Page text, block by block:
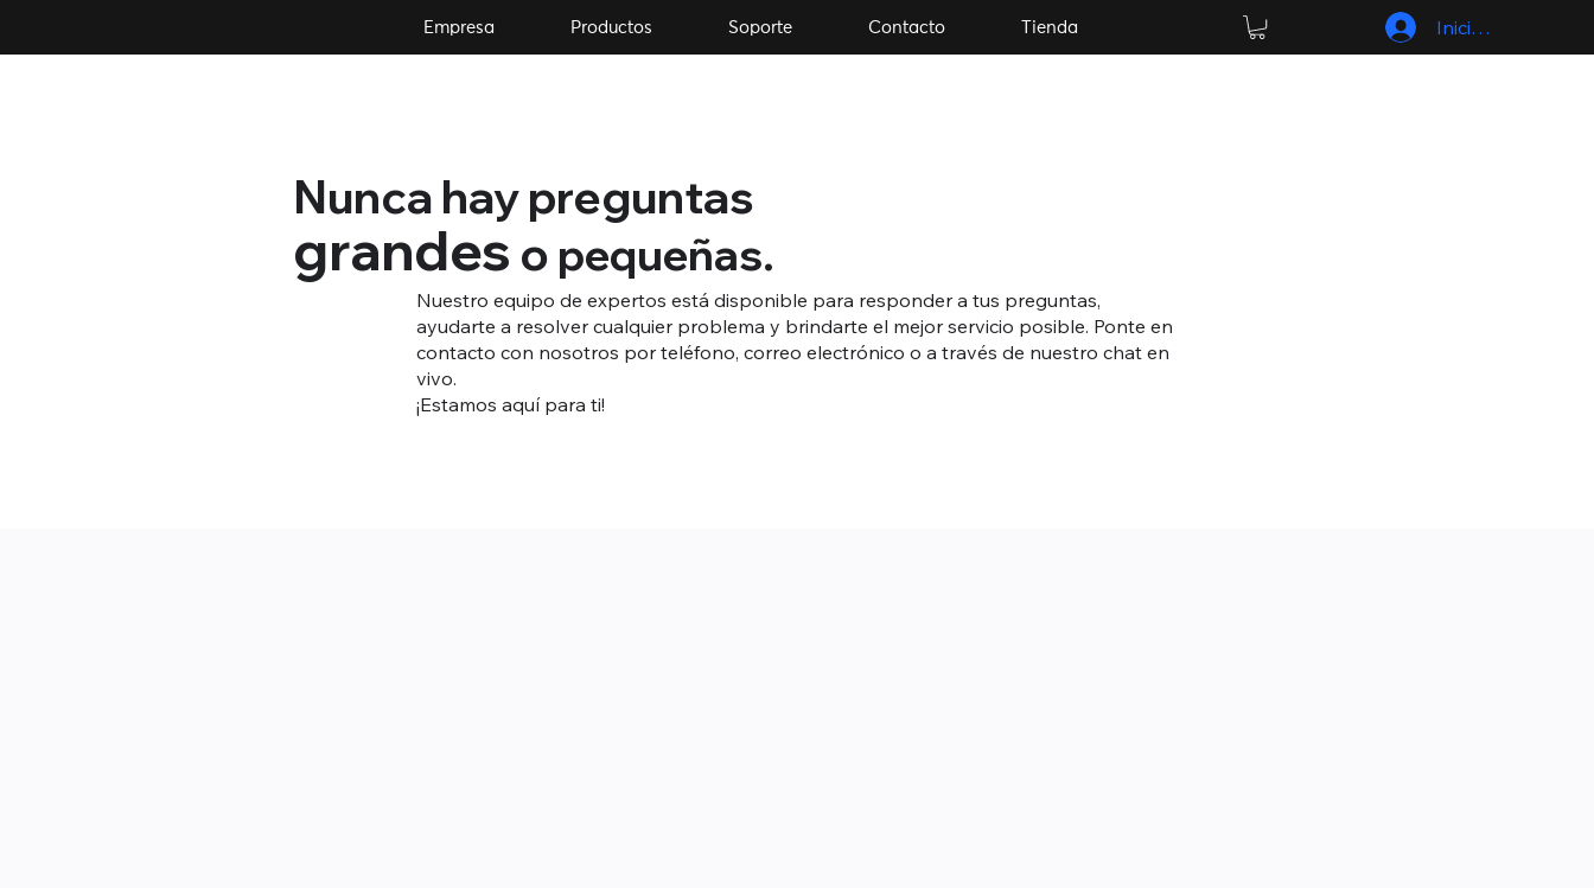
Empresa Productos Soporte Contacto Tienda Iniciar sesión
Nunca hay preguntas
grandes o pequeñas.
Nuestro equipo de expertos está disponible para responder a tus preguntas,
ayudarte a resolver cualquier problema y brindarte el mejor servicio posible. Ponte en
contacto con nosotros por teléfono, correo electrónico o a través de nuestro chat en
vivo.
¡Estamos aquí para ti!